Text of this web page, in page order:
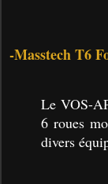
-Masstech T6
Le VOS-
6 roues
divers